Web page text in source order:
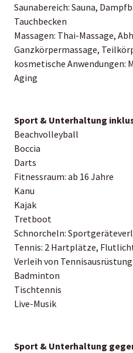
Saunabereich: Sauna,
Tauchbecken
Massagen: Thai-Massage,
Ganzkörpermassage,
kosmetische Anwendungen:
Aging
Sport & Unterhaltung
Beachvolleyball
Boccia
Darts
Fitnessraum: ab 16 Jahre
Kanu
Kajak
Tretboot
Schnorcheln:
Tennis: 2 Hartplätze,
Verleih von Tennisausrüstung
Badminton
Tischtennis
Live-Musik
Sport & Unterhaltung